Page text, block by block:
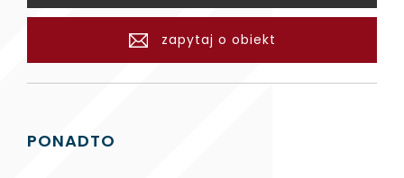
zapytaj o obiekt
PONADTO